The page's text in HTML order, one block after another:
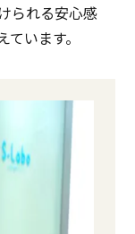
られる安心感
います。